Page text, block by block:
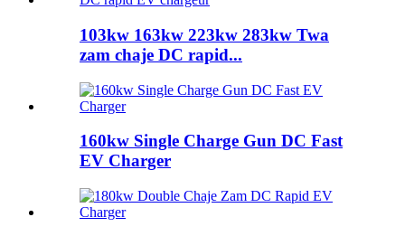
103kw 163kw 223kw 283kw Twa
zam chaje DC rapid...
160kw Single Charge Gun DC Fast
EV Charger